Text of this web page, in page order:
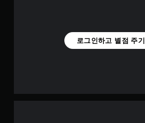
로그인하고 별점 주기